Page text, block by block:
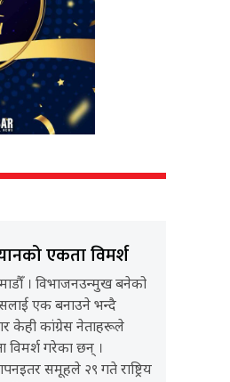
एकता विमर्श
। विभाजनउन्मुख बनेको
एक बनाउने भन्दै
केही कांग्रेस नेताहरूले
विमर्श गरेका छन् ।
समूहले २९ गते राष्ट्रिय